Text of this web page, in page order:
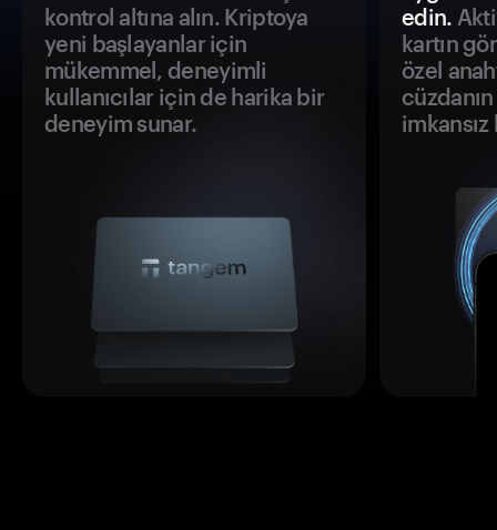
kontrol altına alın. Kriptoya
yeni başlayanlar için
mükemmel, deneyimli
kullanıcılar için de harika bir
deneyim sunar.
edin.
kartın
özel